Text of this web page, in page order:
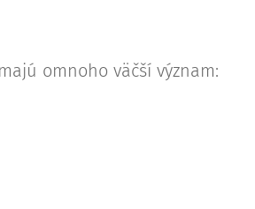
omnoho väčší význam: